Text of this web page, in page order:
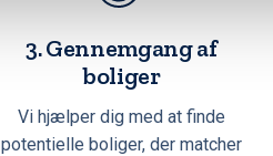
3. Gennemgang af
boliger
Vi hjælper dig med at finde
potentielle boliger, der matcher